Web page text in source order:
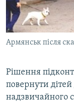
ВІДЕОУРОКИ
СВІДЧЕННЯ
УКРАЇНСЬКА
Русский
Qırımtatar
Армянськ після
Рішення
повернути
надзвичайного